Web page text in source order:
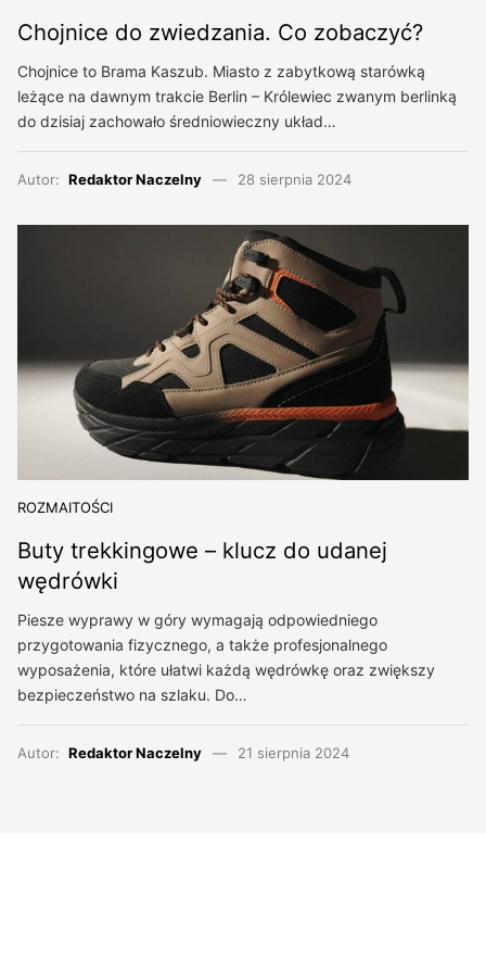
Chojnice do zwiedzania. Co zobaczyć?
Chojnice to Brama Kaszub. Miasto z zabytkową starówką
leżące na dawnym trakcie Berlin – Królewiec zwanym berlinką
do dzisiaj zachowało średniowieczny układ…
Autor: Redaktor Naczelny 28 sierpnia 2024
ROZMAITOŚCI
Buty trekkingowe – klucz do udanej
wędrówki
Piesze wyprawy w góry wymagają odpowiedniego
przygotowania fizycznego, a także profesjonalnego
wyposażenia, które ułatwi każdą wędrówkę oraz zwiększy
bezpieczeństwo na szlaku. Do…
Autor: Redaktor Naczelny 21 sierpnia 2024